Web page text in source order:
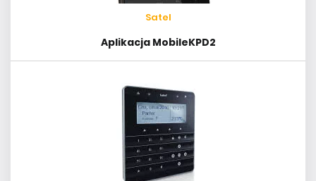
Satel
Aplikacja MobileKPD2